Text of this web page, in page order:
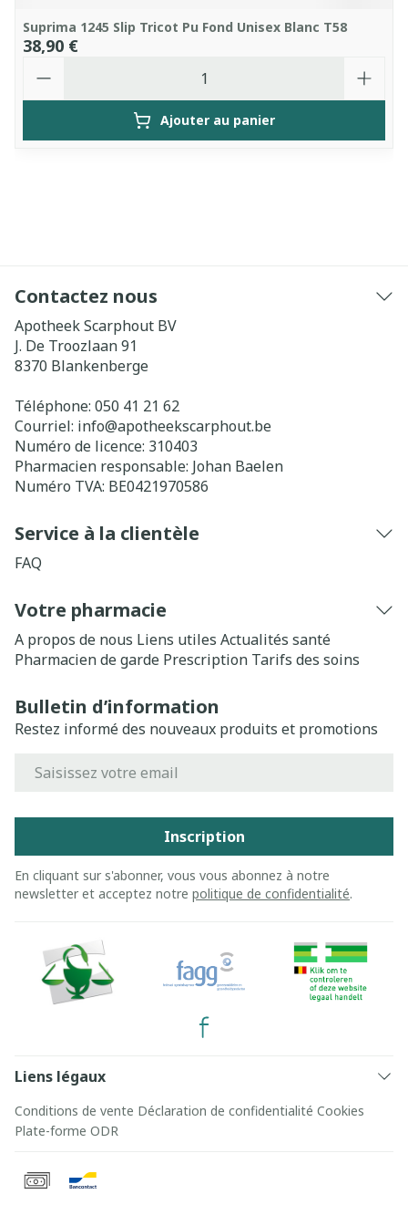
Suprima 1245 Slip Tricot Pu Fond Unisex Blanc T58
38,90 €
Ajouter au panier
Contactez nous
Apotheek Scarphout BV
J. De Troozlaan 91
8370 Blankenberge
Téléphone: 050 41 21 62
Courriel: info@apotheekscarphout.be
Numéro de licence: 310403
Pharmacien responsable: Johan Baelen
Numéro TVA: BE0421970586
Service à la clientèle
FAQ
Votre pharmacie
A propos de nous Liens utiles Actualités santé
Pharmacien de garde Prescription Tarifs des soins
Bulletin d’information
Restez informé des nouveaux produits et promotions
Inscription
En cliquant sur s'abonner, vous vous abonnez à notre
newsletter et acceptez notre politique de confidentialité.
Liens légaux
Conditions de vente Déclaration de confidentialité Cookies
Plate-forme ODR